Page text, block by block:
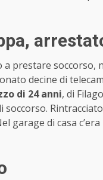
prestare soccorso,
decine di
di 24 anni, di
garage di casa